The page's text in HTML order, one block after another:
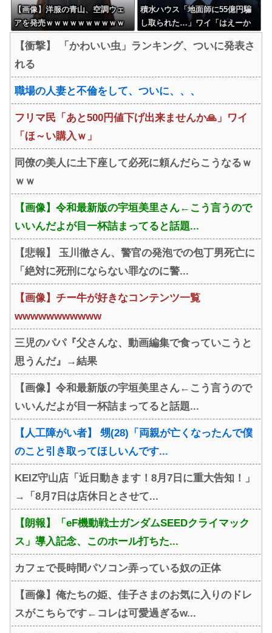
【画像】洋服の青山、空調ウェ
アを発売ｗｗｗｗｗｗｗｗｗｗ
積水ハウス「地面師に55億円騙
し取られた…」ワイ「はえーか
ぁ」→
【衝撃】 「かわいい虫」ランキング、ついに発表さ
れる
職場の人妻と不倫をして、ついに、、、
フリマ民「あと500円値下げ出来ませんか🙏」ワイ
「ほ～い購入ｗ」
同僚の美人に土下座して必死に頼んだらこうなるｗ
ｗｗ
【画像】令和最新版の宇垣美里さん←こう言うので
いいんだよが目一杯詰まってると話題...
【悲報】 玉川徹さん、警官の発泡での包丁男死亡に
「絶対に死刑にならない罪なのに警...
【画像】チー牛が好きなコンテンツ一覧
wwwwwwwwwww
三児のパパ『父さんな、動画編集で食っていこうと
思うんだ』→結果
【画像】令和最新版の宇垣美里さん←こう言うので
いいんだよが目一杯詰まってると話題...
【人工障がい者】 甥(28)「両親が亡くなったんで僕
のこと引き取ってほしいんです...
KEIZ守山店「近日動きます！8月7日に重大告知！」
→「8月7日は店休日とさせて...
【朗報】「eF機動戦士ガンダムSEEDクライマック
ス」導入記念、このホール打ちた...
カフェで長時間パソコン弄っている奴の正体
【画像】俺たちの姫、佳子さまのお気に入りのドレ
スがこちらです←コレは可愛過ぎるw...